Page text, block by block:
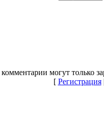
могут только
[ Регистрация|